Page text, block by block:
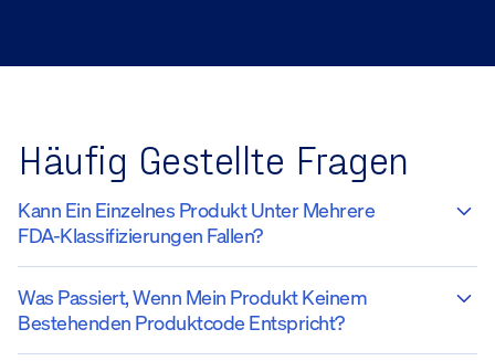
Häufig Gestellte Fragen
Kann Ein Einzelnes Produkt Unter Mehrere
FDA-Klassifizierungen Fallen?
Was Passiert, Wenn Mein Produkt Keinem
Bestehenden Produktcode Entspricht?